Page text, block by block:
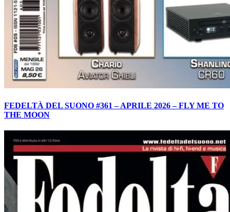
FEDELTÀ DEL SUONO #361 – APRILE 2026 – FLY ME TO
THE MOON